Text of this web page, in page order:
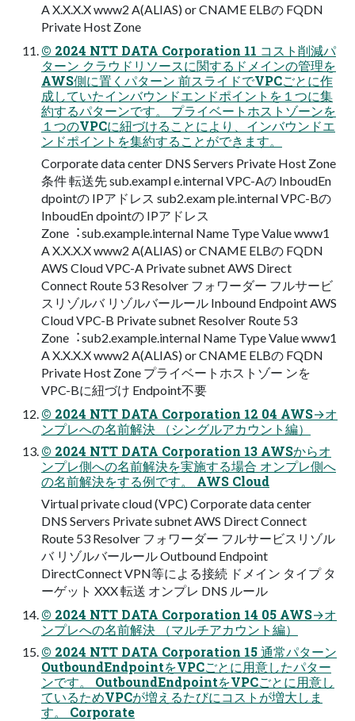
A X.X.X.X www2 A(ALIAS) or CNAME ELBの FQDN
Private Host Zone
© 2024 NTT DATA Corporation 11 コスト削減パ
ターン クラウドリソースに関するドメインの管理を
AWS側に置くパターン 前スライドでVPCごとに作
成していたインバウンドエンドポイントを１つに集
約するパターンです。 プライベートホストゾーンを
１つのVPCに紐づけることにより、インバウンドエ
ンドポイントを集約することができます。
Corporate data center DNS Servers Private Host Zone
条件 転送先 sub.exampl e.internal VPC-Aの InboudEn
dpointの IPアドレス sub2.exam ple.internal VPC-Bの
InboudEn dpointの IPアドレス
Zone︓sub.example.internal Name Type Value www1
A X.X.X.X www2 A(ALIAS) or CNAME ELBの FQDN
AWS Cloud VPC-A Private subnet AWS Direct
Connect Route 53 Resolver フォワーダー フルサービ
スリゾルバ リゾルバールール Inbound Endpoint AWS
Cloud VPC-B Private subnet Resolver Route 53
Zone︓sub2.example.internal Name Type Value www1
A X.X.X.X www2 A(ALIAS) or CNAME ELBの FQDN
Private Host Zone プライベートホストゾー ンを
VPC-Bに紐づけ Endpoint不要
© 2024 NTT DATA Corporation 12 04 AWS→オ
ンプレへの名前解決 （シングルアカウント編）
© 2024 NTT DATA Corporation 13 AWSからオ
ンプレ側への名前解決を実施する場合 オンプレ側へ
の名前解決をする例です。 AWS Cloud
Virtual private cloud (VPC) Corporate data center
DNS Servers Private subnet AWS Direct Connect
Route 53 Resolver フォワーダー フルサービスリゾル
バ リゾルバールール Outbound Endpoint
DirectConnect VPN等による接続 ドメイン タイプ タ
ーゲット XXX 転送 オンプレ DNS ルール
© 2024 NTT DATA Corporation 14 05 AWS→オ
ンプレへの名前解決 （マルチアカウント編）
© 2024 NTT DATA Corporation 15 通常パターン
OutboundEndpointをVPCごとに⽤意したパター
ンです。 OutboundEndpointをVPCごとに⽤意し
ているためVPCが増えるたびにコストが増⼤しま
す。 Corporate